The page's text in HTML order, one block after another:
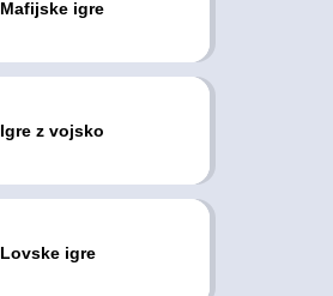
Mafijske igre
Igre z vojsko
Lovske igre